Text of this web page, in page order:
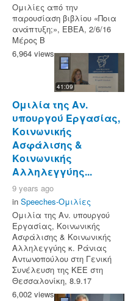
Ομιλίες από την
παρουσίαση βιβλίου «Ποια
ανάπτυξη;», ΕΒΕΑ, 2/6/16
Μέρος Β
6,964 views
41:09
Ομιλία της Αν.
υπουργού Εργασίας,
Κοινωνικής
Ασφάλισης &
Κοινωνικής
Αλληλεγγύης...
9 years ago
in Speeches-Ομιλίες
Ομιλία της Αν. υπουργού
Εργασίας, Κοινωνικής
Ασφάλισης & Κοινωνικής
Αλληλεγγύης κ. Ράνιας
Αντωνοπούλου στη Γενική
Συνέλευση της ΚΕΕ στη
Θεσσαλονίκη, 8.9.17
6,002 views